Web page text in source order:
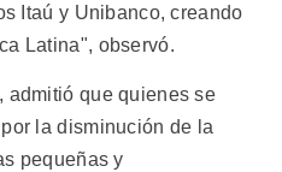
Itaú y Unibanco, creando
Latina", observó.
admitió que quienes se
la disminución de la
pequeñas y